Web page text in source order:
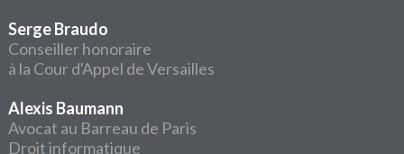
Serge Braudo
Conseiller honoraire
à la Cour d'Appel de Versailles
Alexis Baumann
Avocat au Barreau de Paris
Droit informatique